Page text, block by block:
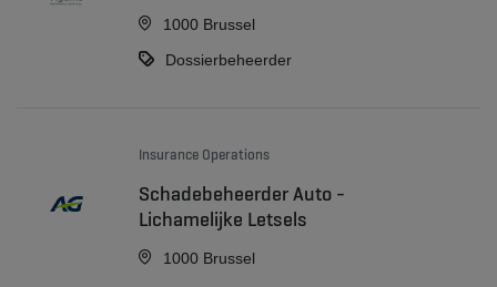
1000 Brussel
Dossierbeheerder
Insurance Operations
Schadebeheerder Auto -
Lichamelijke Letsels
1000 Brussel